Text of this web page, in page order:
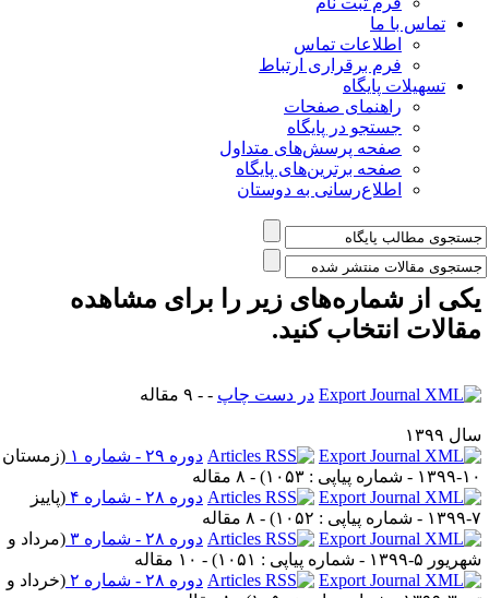
ارتباط
متداول
پایگاه
به دوستان
زیر را برای مشاهده
کنید.
در دست چاپ- - ۹ مقاله
دوره ۲۹ - شماره ۱ (زمستان
) - ۸ مقاله
دوره ۲۸ - شماره ۴
(پاییز
) - ۸ مقاله
دوره ۲۸ - شماره ۳
(مرداد و
) - ۱۰ مقاله
دوره ۲۸ - شماره ۲
(خرداد و